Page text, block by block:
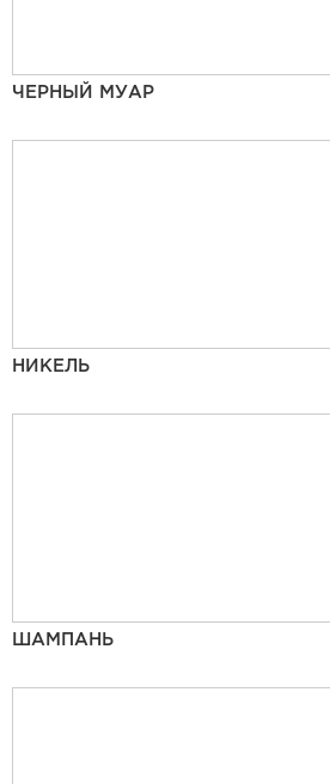
ЧЕРНЫЙ МУАР
НИКЕЛЬ
ШАМПАНЬ